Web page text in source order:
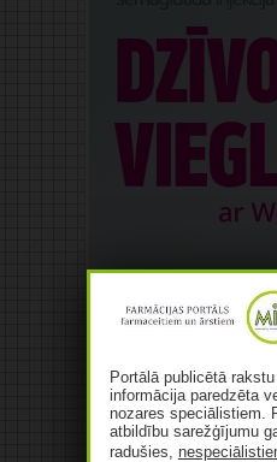
Portālā publicētā
informācija paredzēta
nozares speciālistiem.
atbildību sarežģījumu
radušies,